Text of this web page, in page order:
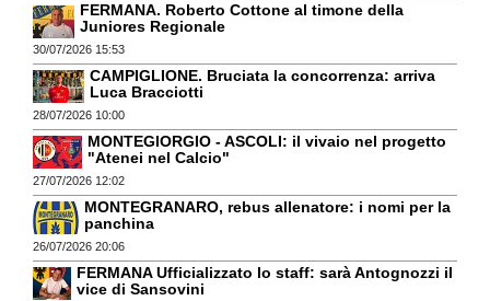
FERMANA. Roberto Cottone al timone della
Juniores Regionale
30/07/2026 15:53
CAMPIGLIONE. Bruciata la concorrenza: arriva
Luca Bracciotti
28/07/2026 10:00
MONTEGIORGIO - ASCOLI: il vivaio nel progetto
"Atenei nel Calcio"
27/07/2026 12:02
MONTEGRANARO, rebus allenatore: i nomi per la
panchina
26/07/2026 20:06
FERMANA Ufficializzato lo staff: sarà Antognozzi il
vice di Sansovini